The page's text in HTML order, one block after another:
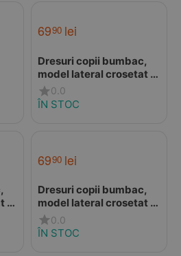
6990 lei
Dresuri copii bumbac,
model lateral crosetat si
perforatii, alb unt,
Condor
0.0
ÎN STOC
si
6990 lei
Dresuri copii bumbac,
model lateral crosetat si
perforatii, rosu, Condor
0.0
ÎN STOC